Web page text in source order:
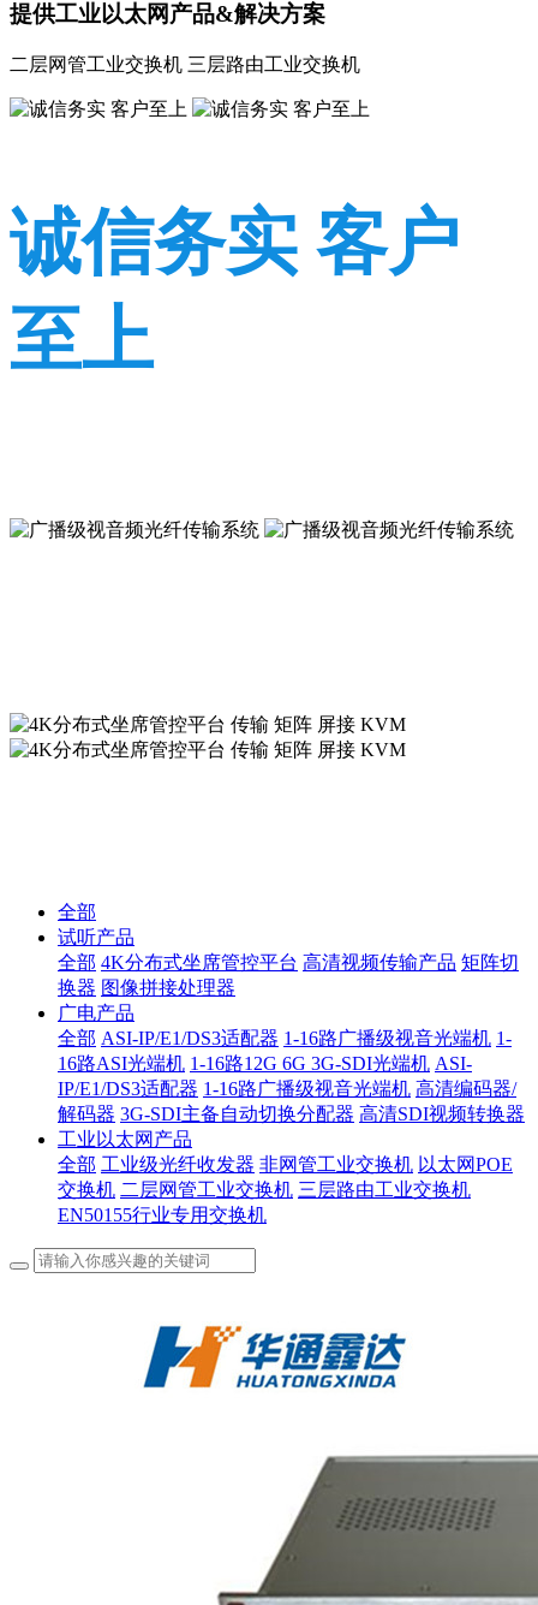
提供工业以太网产品&解决方案
二层网管工业交换机 三层路由工业交换机
诚信务实 客户
至上
全部
试听产品
全部 4K分布式坐席管控平台 高清视频传输产品 矩阵切
换器 图像拼接处理器
广电产品
全部 ASI-IP/E1/DS3适配器 1-16路广播级视音光端机 1-
16路ASI光端机 1-16路12G 6G 3G-SDI光端机 ASI-
IP/E1/DS3适配器 1-16路广播级视音光端机 高清编码器/
解码器 3G-SDI主备自动切换分配器 高清SDI视频转换器
工业以太网产品
全部 工业级光纤收发器 非网管工业交换机 以太网POE
交换机 二层网管工业交换机 三层路由工业交换机
EN50155行业专用交换机